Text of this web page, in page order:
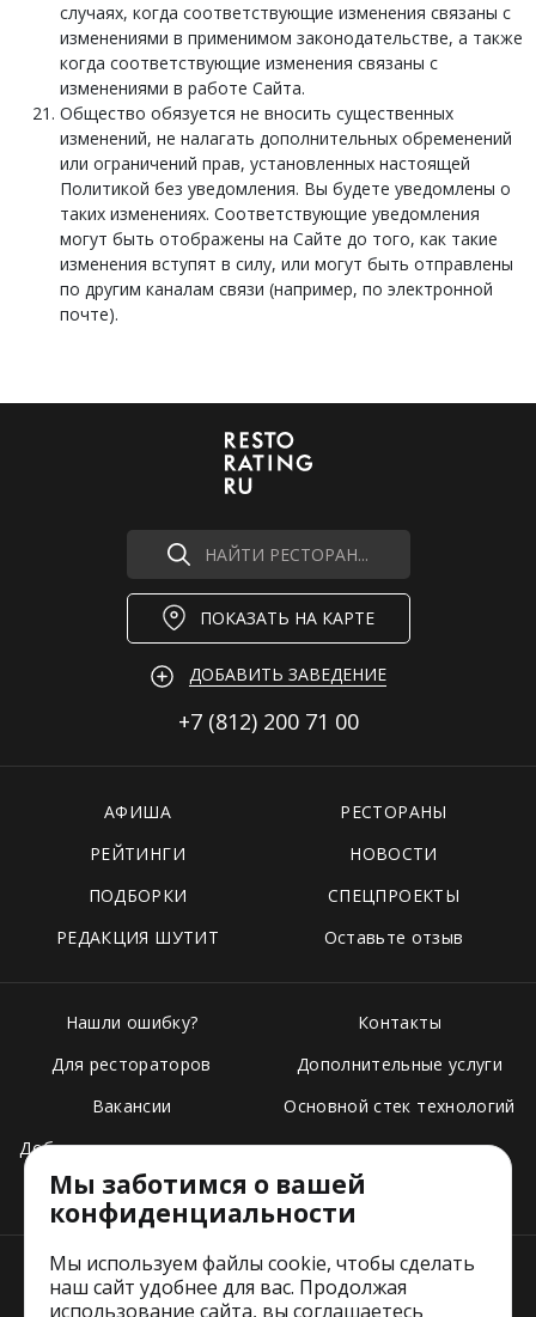
случаях, когда соответствующие изменения связаны с
изменениями в применимом законодательстве, а также
когда соответствующие изменения связаны с
изменениями в работе Сайта.
Общество обязуется не вносить существенных
изменений, не налагать дополнительных обременений
или ограничений прав, установленных настоящей
Политикой без уведомления. Вы будете уведомлены о
таких изменениях. Соответствующие уведомления
могут быть отображены на Сайте до того, как такие
изменения вступят в силу, или могут быть отправлены
по другим каналам связи (например, по электронной
почте).
НАЙТИ РЕСТОРАН...
ПОКАЗАТЬ НА КАРТЕ
ДОБАВИТЬ ЗАВЕДЕНИЕ
+7 (812) 200 71 00
АФИША
РЕСТОРАНЫ
РЕЙТИНГИ
НОВОСТИ
ПОДБОРКИ
СПЕЦПРОЕКТЫ
РЕДАКЦИЯ ШУТИТ
Оставьте отзыв
Нашли ошибку?
Для рестораторов
Вакансии
Добавить свое заведение
Тарифы
Контакты
Дополнительные услуги
Основной стек технологий
Мы заботимся о вашей
конфиденциальности
Мы используем файлы cookie, чтобы сделать
наш сайт удобнее для вас. Продолжая
использование сайта, вы соглашаетесь